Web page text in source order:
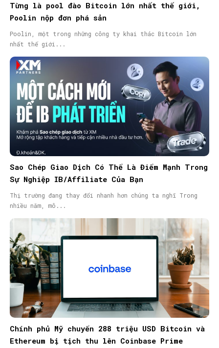
Từng là pool đào Bitcoin lớn nhất thế giới,
Poolin nộp đơn phá sản
Poolin, một trong những công ty khai thác Bitcoin lớn
nhất thế giới...
Sao Chép Giao Dịch Có Thể Là Điểm Mạnh Trong
Sự Nghiệp IB/Affiliate Của Bạn
Thị trường đang thay đổi nhanh hơn chúng ta nghĩ Trong
nhiều năm, mô...
Chính phủ Mỹ chuyển 288 triệu USD Bitcoin và
Ethereum bị tịch thu lên Coinbase Prime